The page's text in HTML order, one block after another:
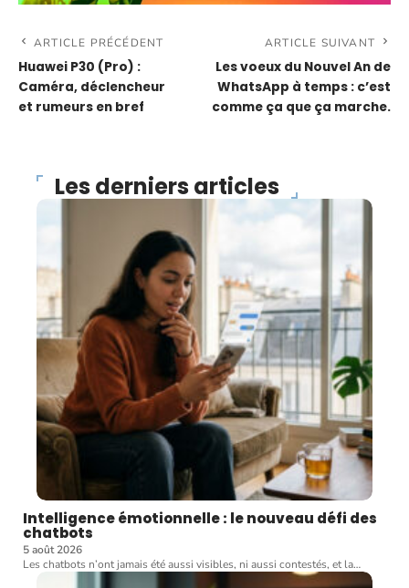
ARTICLE PRÉCÉDENT
Huawei P30 (Pro) :
Caméra, déclencheur
et rumeurs en bref
ARTICLE SUIVANT
Les voeux du Nouvel An de
WhatsApp à temps : c’est
comme ça que ça marche.
Les derniers articles
Intelligence émotionnelle : le nouveau défi des
chatbots
5 août 2026
Les chatbots n’ont jamais été aussi visibles, ni aussi contestés, et la…